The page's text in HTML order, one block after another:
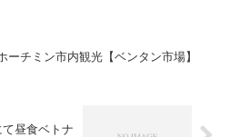
ーチミン市内観光【ベンタン市場】
昼食ベトナ